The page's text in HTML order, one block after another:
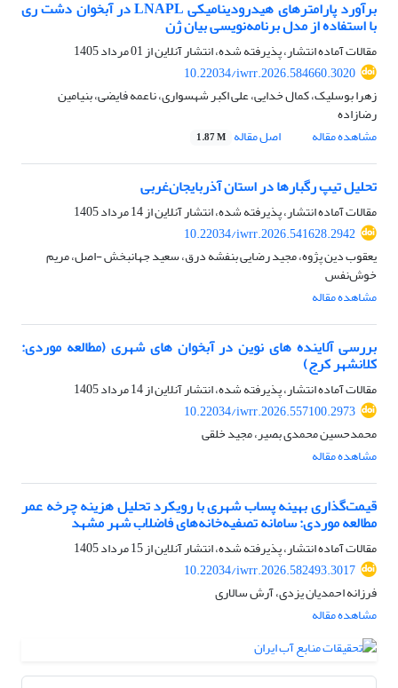
برآورد پارامترهای هیدرودینامیکی LNAPL در آبخوان دشت ری
با استفاده از مدل برنامه‌نویسی بیان ژن
مقالات آماده انتشار، پذیرفته شده، انتشار آنلاین از01 مرداد 1405
10.22034/iwrr.2026.584660.3020
زهرا بوسلیک، کمال خدایی، علی اکبر شهسواری، ناعمه فایضی، بنیامین
رضازاده
مشاهده مقاله
اصل مقاله 1.87 M
تحلیل تیپ رگبارها در استان آذربایجان‌غربی
مقالات آماده انتشار، پذیرفته شده، انتشار آنلاین از14 مرداد 1405
10.22034/iwrr.2026.541628.2942
یعقوب دین پژوه، مجید رضایی بنفشه درق، سعید جهانبخش -اصل، مریم
خوش‌نفس
مشاهده مقاله
بررسی آلاینده های نوین در آبخوان های شهری (مطالعه موردی:
کلانشهر کرج)
مقالات آماده انتشار، پذیرفته شده، انتشار آنلاین از14 مرداد 1405
10.22034/iwrr.2026.557100.2973
محمدحسین محمدی بصیر، مجید خلقی
مشاهده مقاله
قیمت‌گذاری بهینه پساب شهری با رویکرد تحلیل هزینه چرخه عمر
مطالعه موردی: سامانه تصفیه‌خانه‌های فاضلاب شهر مشهد
مقالات آماده انتشار، پذیرفته شده، انتشار آنلاین از15 مرداد 1405
10.22034/iwrr.2026.582493.3017
فرزانه احمدیان یزدی، آرش سالاری
مشاهده مقاله